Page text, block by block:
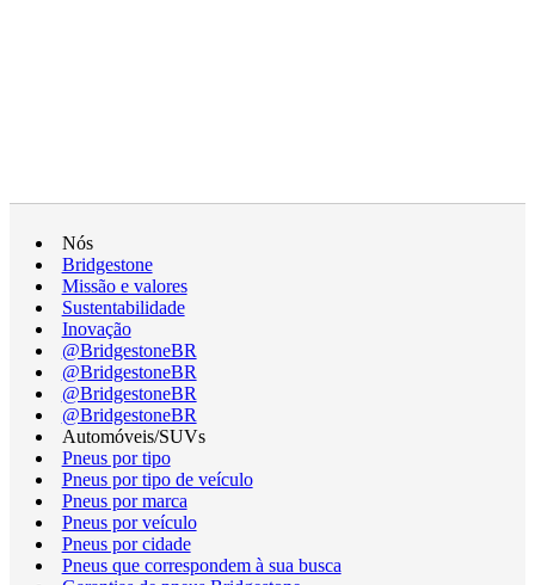
Nós
Bridgestone
Missão e valores
Sustentabilidade
Inovação
@BridgestoneBR
@BridgestoneBR
@BridgestoneBR
@BridgestoneBR
Automóveis/SUVs
Pneus por tipo
Pneus por tipo de veículo
Pneus por marca
Pneus por veículo
Pneus por cidade
Pneus que correspondem à sua busca